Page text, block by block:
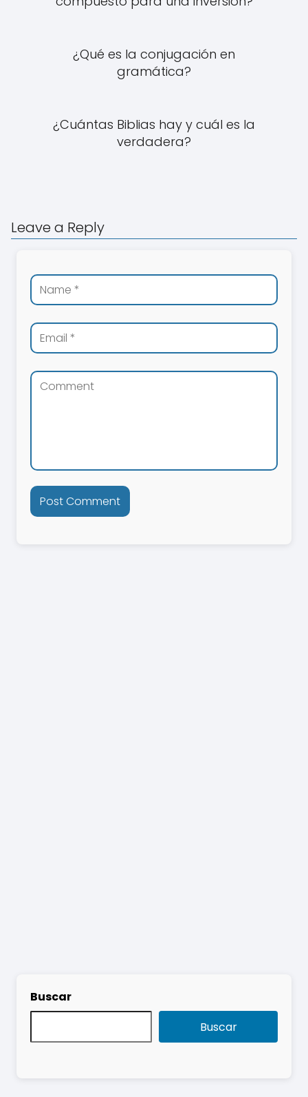
¿Qué es la conjugación en
gramática?
¿Cuántas Biblias hay y cuál es la
verdadera?
Leave a Reply
Buscar
Buscar